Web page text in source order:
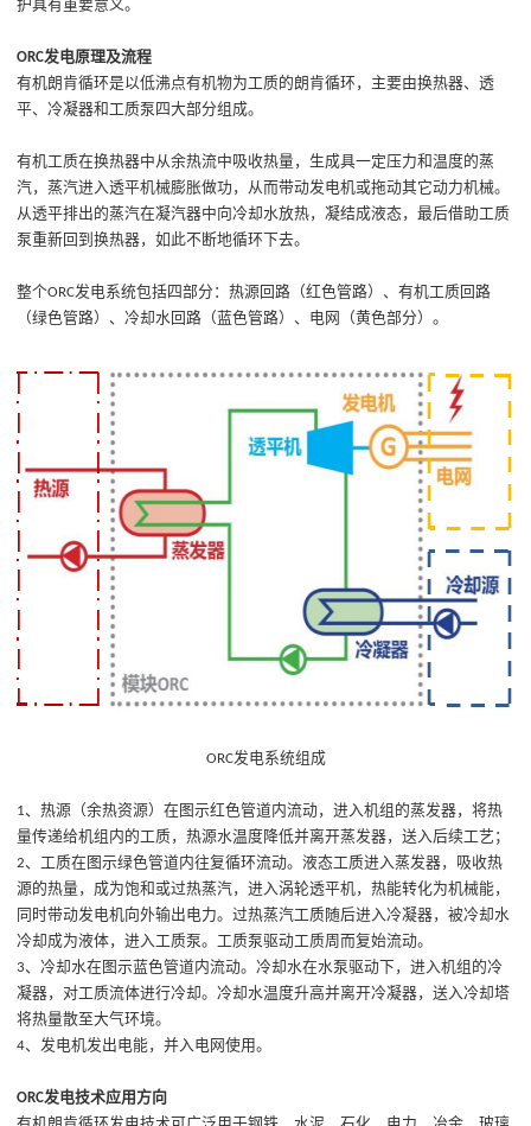
护具有重要意义。
ORC发电原理及流程
有机朗肯循环是以低沸点有机物为工质的朗肯循环，主要由换热器、透
平、冷凝器和工质泵四大部分组成。
有机工质在换热器中从余热流中吸收热量，生成具一定压力和温度的蒸
汽，蒸汽进入透平机械膨胀做功，从而带动发电机或拖动其它动力机械。
从透平排出的蒸汽在凝汽器中向冷却水放热，凝结成液态，最后借助工质
泵重新回到换热器，如此不断地循环下去。
整个ORC发电系统包括四部分：热源回路 （红色管路） 、有机工质回路
（绿色管路） 、冷却水回路 （蓝色管路） 、电网 （黄色部分）。
ORC发电系统组成
1、热源 （余热资源）在图示红色管道内流动，进入机组的蒸发器，将热
量传递给机组内的工质，热源水温度 降低并离开蒸发器，送入后续工艺；
2、 工质在图示绿色管道内往复循环流动。液态工质进入蒸发器，吸收热
源的热量，成为饱和或过热蒸汽，进入涡轮透平机，热能转化为机械能，
同时带动发电机向外输出电力。过热蒸汽工质随后进入冷凝器，被冷却水
冷却成为液体，进入工质泵。工质泵驱动工质周而复始流动。
3、 冷却水在图示蓝色管道内流动。冷却水在水泵驱动下，进入机组的冷
凝器，对工质流体进行冷却。冷却水温度升高并离开冷凝器，送入冷却塔
将热量散至大气环境。
4、 发电机发出电能，并入电网使用。
ORC发电技术应用方向